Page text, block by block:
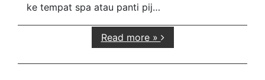
ke tempat spa atau panti pij…
Read more »